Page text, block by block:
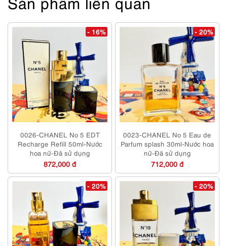
- 16%
0026-CHANEL No 5 EDT
Recharge Refill 50ml-Nước
hoa nữ-Đã sử dụng
872,000 đ
- 20%
0023-CHANEL No 5 Eau de
Parfum splash 30ml-Nước hoa
nữ-Đã sử dụng
712,000 đ
- 20% - 20%